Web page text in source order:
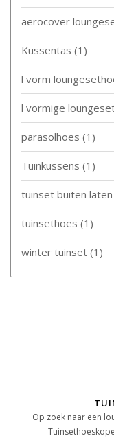
aerocover
Kussentas (1)
l vorm
l vormige
parasolhoes (1)
Tuinkussens (1)
tuinset buiten
tuinsethoes (1)
winter tuinset (1)
Op zoek naar een